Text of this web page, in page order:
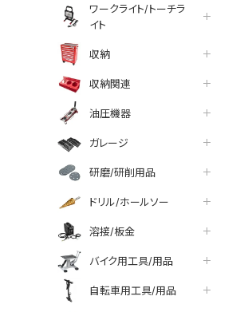
ワークライト/トーチラ
イト
収納
収納関連
油圧機器
ガレージ
研磨/研削用品
ドリル/ホールソー
溶接/板金
バイク用工具/用品
自転車用工具/用品